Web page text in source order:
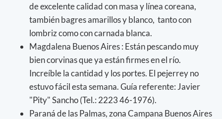
de excelente calidad con masa y línea coreana,
también bagres amarillos y blanco, tanto con
lombriz como con carnada blanca.
Magdalena Buenos Aires : Están pescando muy
bien corvinas que ya están firmes en el río.
Increíble la cantidad y los portes. El pejerrey no
estuvo fácil esta semana. Guía referente: Javier
"Pity" Sancho (Tel.: 2223 46-1976).
Paraná de las Palmas, zona Campana Buenos Aires